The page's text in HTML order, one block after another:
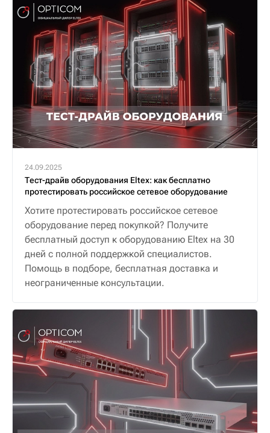
24.09.2025
Тест-драйв оборудования Eltex: как бесплатно
протестировать российское сетевое оборудование
Хотите протестировать российское сетевое
оборудование перед покупкой? Получите
бесплатный доступ к оборудованию Eltex на 30
дней с полной поддержкой специалистов.
Помощь в подборе, бесплатная доставка и
неограниченные консультации.